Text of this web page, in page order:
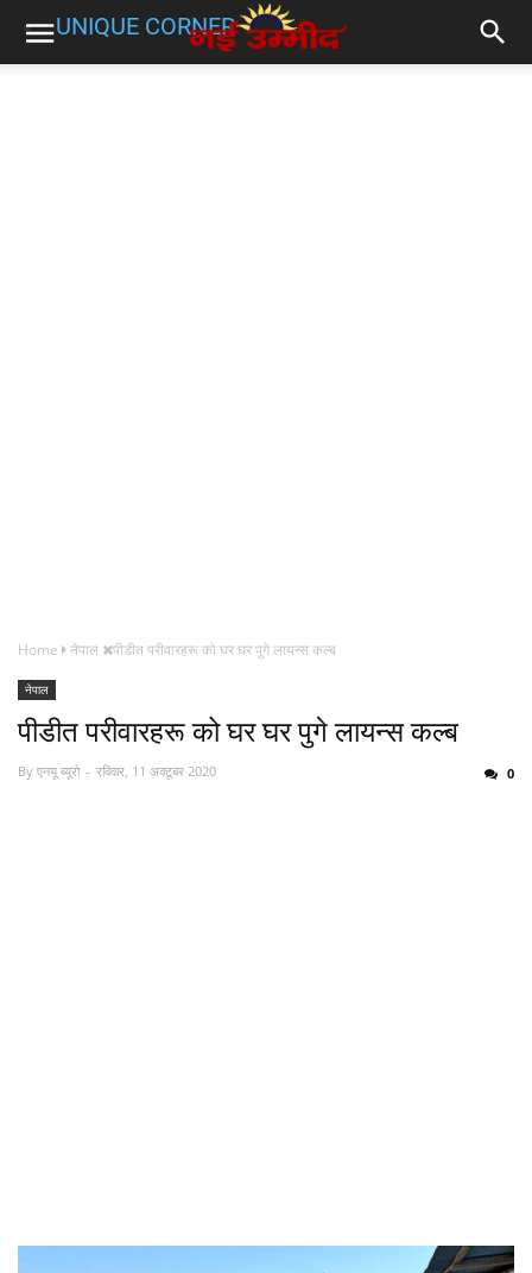
UNIQUE CORNER
Home नेपाल पीडीत परीवारहरू को घर घर पुगे लायन्स कल्ब
नेपाल
पीडीत परीवारहरू को घर घर पुगे लायन्स कल्ब
By एनयू ब्यूरो रविवार, 11 अक्टूबर 2020 0